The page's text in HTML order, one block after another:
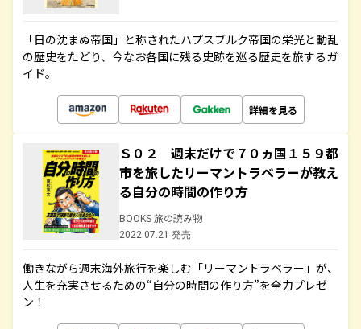
「日の沈まぬ帝国」と称されたハプスブルク帝国の栄光と動乱
の歴史をたどり、今なお各国に残る史跡を巡る歴史を旅するガ
イド。
詳細を見る
Ｓ０２ 週末だけで７０ヵ国１５９都
市を旅したリーマントラベラーが教え
る自分の時間の作り方
BOOKS 旅の読み物
2022.07.21 発売
働きながら週末海外旅行を楽しむ「リーマントラベラー」が、
人生を充実させるための“自分の時間の作り方”を全力プレゼ
ン！